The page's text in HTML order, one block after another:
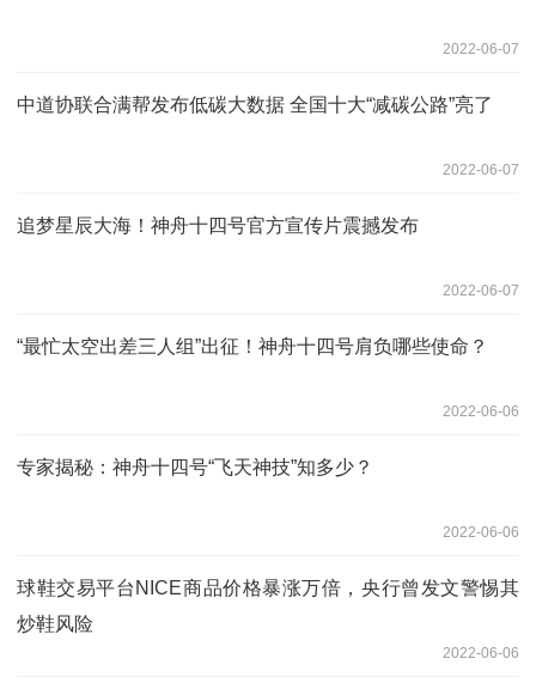
2022-06-07
中道协联合满帮发布低碳大数据 全国十大“减碳公路”亮了
2022-06-07
追梦星辰大海！神舟十四号官方宣传片震撼发布
2022-06-07
“最忙太空出差三人组”出征！神舟十四号肩负哪些使命？
2022-06-06
专家揭秘：神舟十四号“飞天神技”知多少？
2022-06-06
球鞋交易平台NICE商品价格暴涨万倍，央行曾发文警惕其
炒鞋风险
2022-06-06